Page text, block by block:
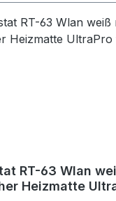
RT-63 Wlan
Heizmatte